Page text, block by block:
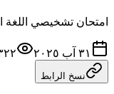
امتحان تشخيصي
٣١ آب ٢٠٢٥
نسخ الرابط